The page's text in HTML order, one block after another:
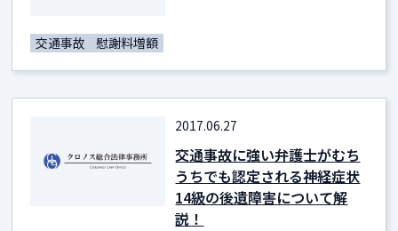
交通事故 慰謝料増額
2017.06.27
交通事故に強い弁護士がむち
うちでも認定される神経症状
14級の後遺障害について解
説！